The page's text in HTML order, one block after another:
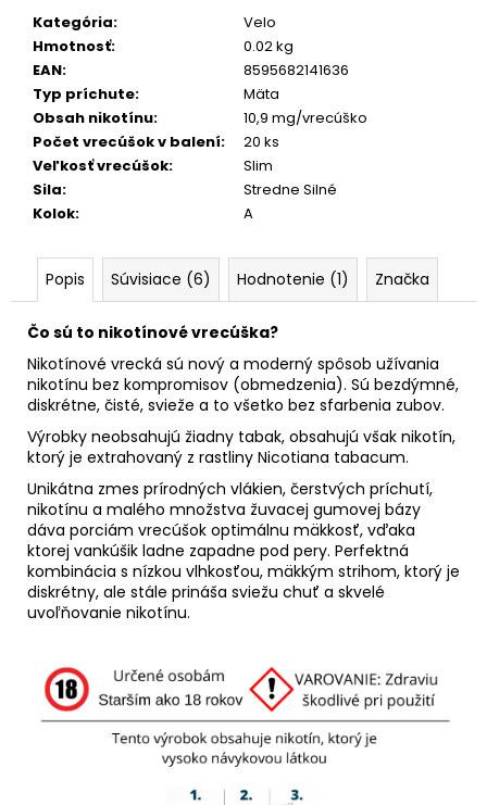
Kategória:
Velo
Hmotnosť:
0.02 kg
EAN:
8595682141636
Typ príchute:
Mäta
Obsah nikotínu:
10,9 mg/vrecúško
Počet vrecúšok v balení:
20 ks
Veľkosť vrecúšok:
Slim
Sila:
Stredne Silné
Kolok: A
Popis Súvisiace (6) Hodnotenie (1) Značka
Čo sú to nikotínové vrecúška?
Nikotínové vrecká sú nový a moderný spôsob užívania
nikotínu bez kompromisov (obmedzenia). Sú bezdýmné,
diskrétne, čisté, svieže a to všetko bez sfarbenia zubov.
Výrobky neobsahujú žiadny tabak, obsahujú však nikotín,
ktorý je extrahovaný z rastliny Nicotiana tabacum.
Unikátna zmes prírodných vlákien, čerstvých príchutí,
nikotínu a malého množstva žuvacej gumovej bázy
dáva porciám vrecúšok optimálnu mäkkosť, vďaka
ktorej vankúšik ladne zapadne pod pery. Perfektná
kombinácia s nízkou vlhkosťou, mäkkým strihom, ktorý je
diskrétny, ale stále prináša sviežu chuť a skvelé
uvoľňovanie nikotínu.
m
e
CUBA
BLACK
BLACKBERRY
5,49
€
Pôvodne: